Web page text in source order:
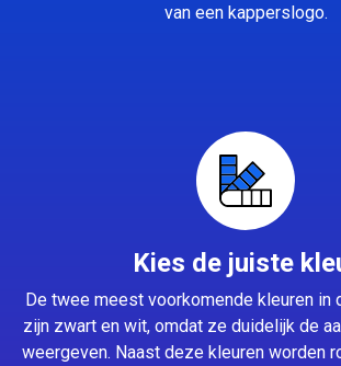
van een kapperslogo.
Kies de juiste
De twee meest voorkomende kleuren in
zijn zwart en wit, omdat ze duidelijk de
weergeven. Naast deze kleuren worden